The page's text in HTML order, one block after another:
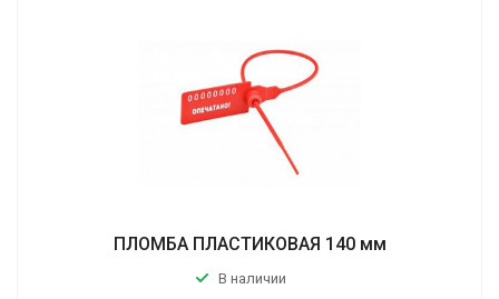
ПЛОМБА ПЛАСТИКОВАЯ 140 мм
В наличии